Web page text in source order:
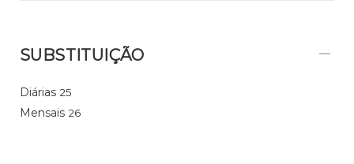
SUBSTITUIÇÃO
Diárias 25
Mensais 26